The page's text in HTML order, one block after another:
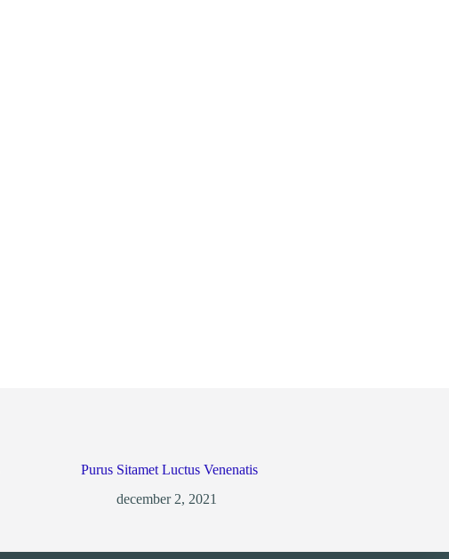
Purus Sitamet Luctus Venenatis
december 2, 2021